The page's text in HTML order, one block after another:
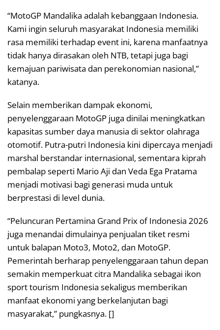
“MotoGP Mandalika adalah kebanggaan Indonesia.
Kami ingin seluruh masyarakat Indonesia memiliki
rasa memiliki terhadap event ini, karena manfaatnya
tidak hanya dirasakan oleh NTB, tetapi juga bagi
kemajuan pariwisata dan perekonomian nasional,”
katanya.
Selain memberikan dampak ekonomi,
penyelenggaraan MotoGP juga dinilai meningkatkan
kapasitas sumber daya manusia di sektor olahraga
otomotif. Putra-putri Indonesia kini dipercaya menjadi
marshal berstandar internasional, sementara kiprah
pembalap seperti Mario Aji dan Veda Ega Pratama
menjadi motivasi bagi generasi muda untuk
berprestasi di level dunia.
“Peluncuran Pertamina Grand Prix of Indonesia 2026
juga menandai dimulainya penjualan tiket resmi
untuk balapan Moto3, Moto2, dan MotoGP.
Pemerintah berharap penyelenggaraan tahun depan
semakin memperkuat citra Mandalika sebagai ikon
sport tourism Indonesia sekaligus memberikan
manfaat ekonomi yang berkelanjutan bagi
masyarakat,” pungkasnya. []